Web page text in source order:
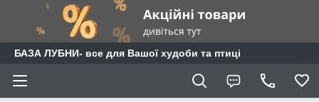
БАЗА ЛУБНИ- все для Вашої худоби та птиці